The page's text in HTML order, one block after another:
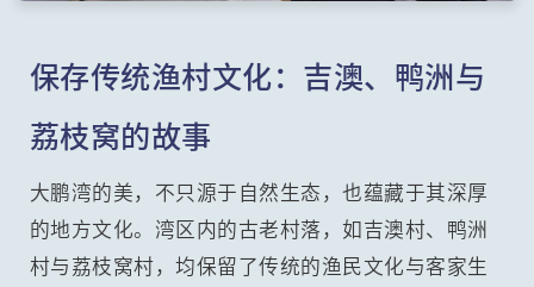
保存传统渔村文化：吉澳、鸭洲与
荔枝窝的故事
大鹏湾的美，不只源于自然生态，也蕴藏于其深厚
的地方文化。湾区内的古老村落，如吉澳村、鸭洲
村与荔枝窝村，均保留了传统的渔民文化与客家生